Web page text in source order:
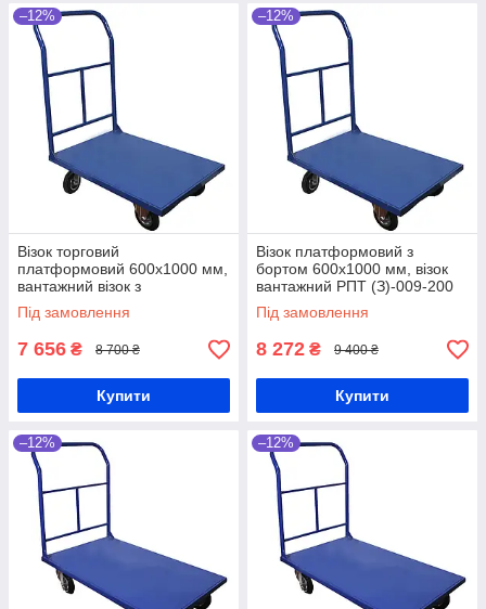
–12%
Візок торговий
платформовий 600х1000 мм,
вантажний візок з
привареним бортом РПТ
(З)-009-160 М, складський
Під замовлення
7 656 ₴ 8 700 ₴
Купити
–12%
Візок платформовий з
бортом 600х1000 мм, візок
вантажний РПТ (З)-009-200
М, складський візок зі
зварною ручкою,
Під замовлення
8 272 ₴ 9 400 ₴
Купити
–12% –12%